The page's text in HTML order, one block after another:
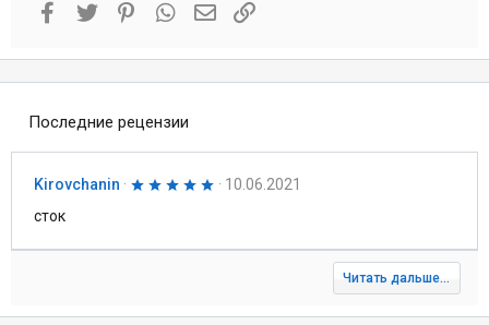
Facebook
Twitter PinterestWhatsAppЭлектронная почта
Ссылка
Последние рецензии
Kirovchanin
5
з
10.06.2021
сток
Читать дальше...